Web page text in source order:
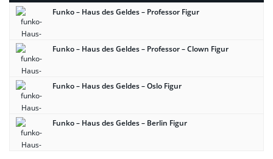
Funko – Haus des Geldes – Professor Figur
Funko – Haus des Geldes – Professor – Clown Figur
Funko – Haus des Geldes – Oslo Figur
Funko – Haus des Geldes – Berlin Figur